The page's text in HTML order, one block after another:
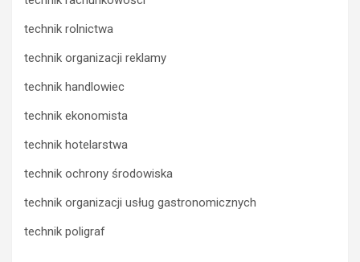
technik rolnictwa
technik organizacji reklamy
technik handlowiec
technik ekonomista
technik hotelarstwa
technik ochrony środowiska
technik organizacji usług gastronomicznych
technik poligraf